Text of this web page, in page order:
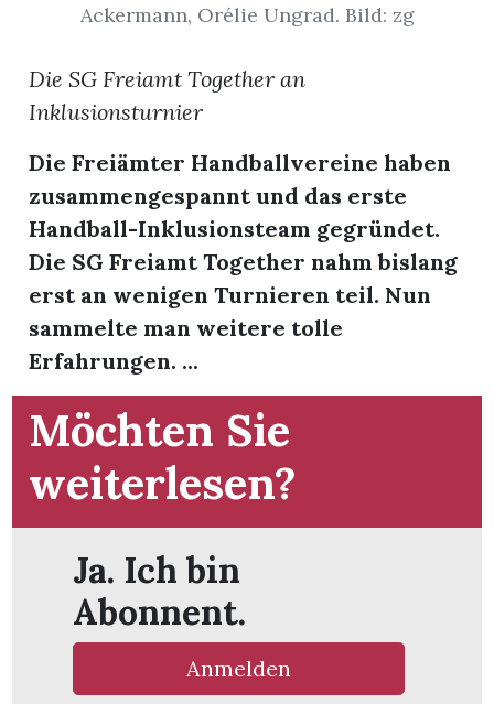
Ackermann, Orélie Ungrad. Bild: zg
Die SG Freiamt Together an
Inklusionsturnier
Die Freiämter Handballvereine haben
zusammengespannt und das erste
Handball-Inklusionsteam gegründet.
Die SG Freiamt Together nahm bislang
erst an wenigen Turnieren teil. Nun
sammelte man weitere tolle
Erfahrungen. ...
Möchten Sie
weiterlesen?
Ja. Ich bin
Abonnent.
Anmelden